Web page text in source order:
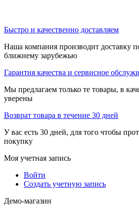
Быстро и качественно доставляем
Наша компания производит доставку
ближнему зарубежью
Гарантия качества и сервисное
Мы предлагаем только те товары, в
уверены
Возврат товара в течение 30 дней
У вас есть 30 дней, для того чтобы
покупку
Моя учетная запись
Войти
Создать учетную запись
Демо-магазин